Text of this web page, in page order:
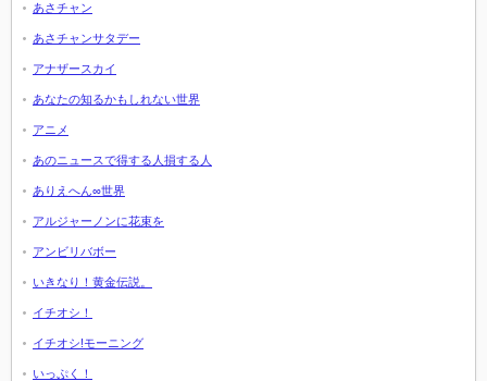
あさチャン
あさチャンサタデー
アナザースカイ
あなたの知るかもしれない世界
アニメ
あのニュースで得する人損する人
ありえへん∞世界
アルジャーノンに花束を
アンビリバボー
いきなり！黄金伝説。
イチオシ！
イチオシ!モーニング
いっぷく！